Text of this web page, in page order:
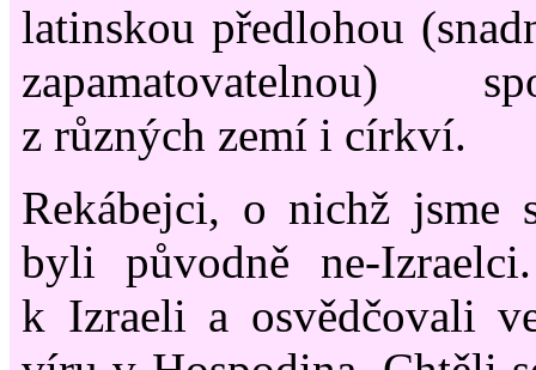
latinskou předlohou
zapamatovatelnou)
z různých zemí i církví.
Rekábejci, o nichž jsme
byli původně ne-
k Izraeli a osvědčovali